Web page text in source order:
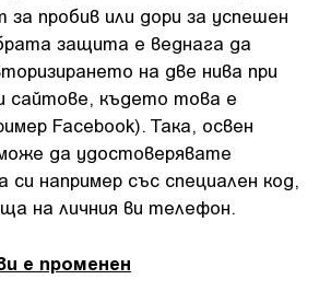
за пробив или дори за успешен
защита е веднага да
на две нива при
сайтове, където това е
Facebook). Така, освен
да удостоверявате
например със специален код,
на личния ви телефон.
е променен